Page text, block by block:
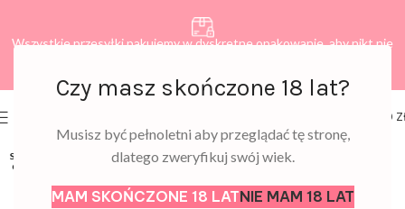
Czy masz skończone 18 lat?
Musisz być pełnoletni aby przeglądać tę stronę,
dlatego zweryfikuj swój wiek.
MAM SKOŃCZONE 18 LATNIE MAM 18 LAT
Wszystkie przesyłki pakujemy w dyskretne opakowanie, aby nikt nie
0,00
SOLD
OUT